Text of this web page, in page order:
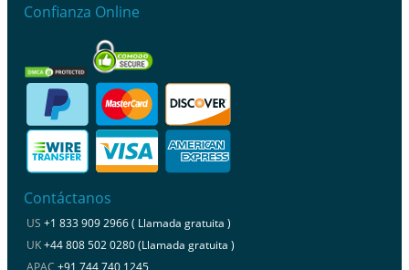
Confianza Online
Contáctanos
US +1 833 909 2966 ( Llamada gratuita )
UK+44 808 502 0280 (Llamada gratuita )
APAC +91 744 740 1245